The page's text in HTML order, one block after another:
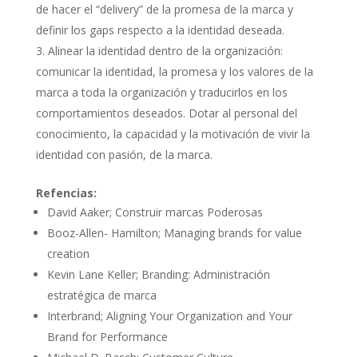
de hacer el “delivery” de la promesa de la marca y
definir los gaps respecto a la identidad deseada.
Alinear la identidad dentro de la organización:
comunicar la identidad, la promesa y los valores de la
marca a toda la organización y traducirlos en los
comportamientos deseados. Dotar al personal del
conocimiento, la capacidad y la motivación de vivir la
identidad con pasión, de la marca.
Refencias:
David Aaker; Construir marcas Poderosas
Booz-Allen- Hamilton; Managing brands for value
creation
Kevin Lane Keller; Branding: Administración
estratégica de marca
Interbrand; Aligning Your Organization and Your
Brand for Performance